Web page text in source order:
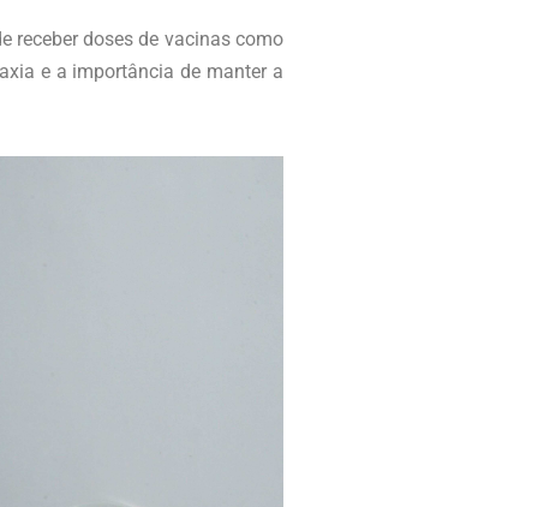
receber doses de vacinas como
e a importância de manter a